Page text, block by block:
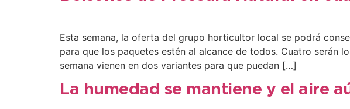
Esta semana, la oferta del grupo horticultor local se podrá
para que los paquetes estén al alcance de todos. Cuatro serán
semana vienen en dos variantes para que puedan […]
La humedad se mantiene y el aire